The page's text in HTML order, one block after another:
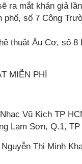
ra mắt khán giả
phố, số 7 Công
thuật Âu Cơ, số 8
MIỄN PHÍ
Vũ Kịch TP
Lam Sơn, Q.1,
Thị Minh